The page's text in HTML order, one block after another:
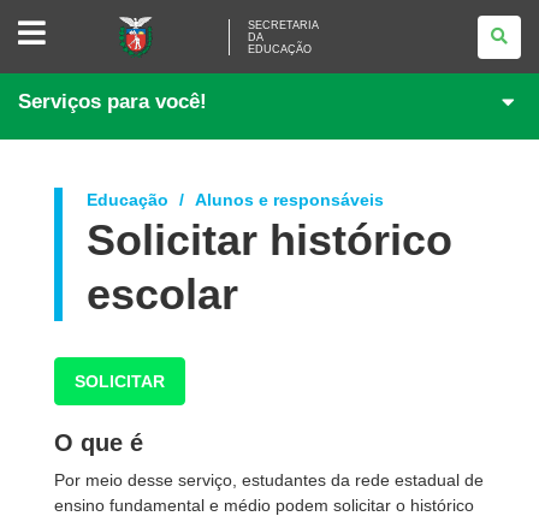
SECRETARIA
EDUCAÇÃO
SECRETARIA
DA
EDUCAÇÃO
Serviços para você!
Educação Alunos e responsáveis
Solicitar histórico
escolar
SOLICITAR
O que é
Por meio desse serviço, estudantes da rede estadual de
ensino fundamental e médio podem solicitar o histórico